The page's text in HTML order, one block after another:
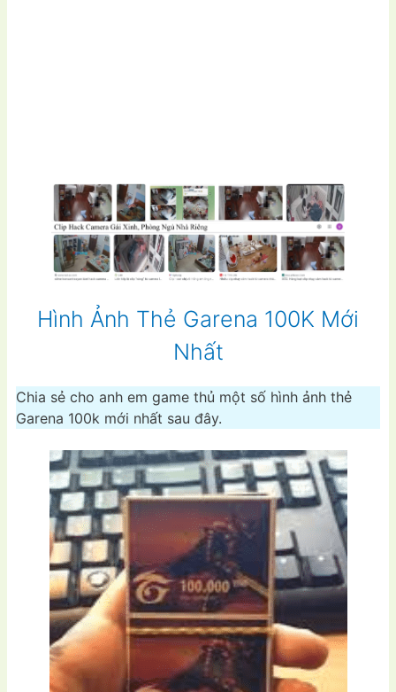
Hình Ảnh Thẻ Garena 100K Mới
Nhất
Chia sẻ cho anh em game thủ một số hình ảnh thẻ
Garena 100k mới nhất sau đây.